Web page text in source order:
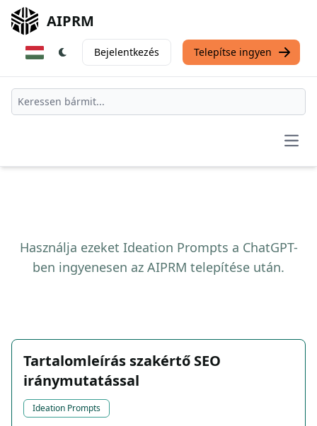
AIPRM
Bejelentkezés Telepítse ingyen
Használja ezeket Ideation Prompts a ChatGPT-
ben ingyenesen az AIPRM telepítése után.
Tartalomleírás szakértő SEO
iránymutatással
Ideation Prompts